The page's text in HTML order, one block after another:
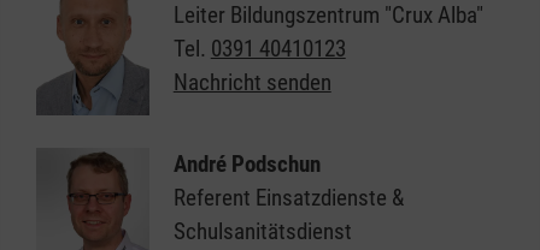
Leiter Bildungszentrum "Crux Alba"
Tel. 0391 40410123
Nachricht senden
André Podschun
Referent Einsatzdienste &
Schulsanitätsdienst